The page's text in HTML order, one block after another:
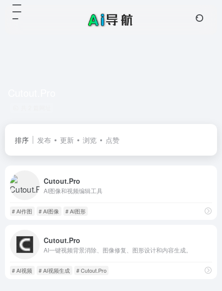
排序 发布 更新 浏览 点赞
Cutout.Pro
AI图像和视频编辑工具
# AI作图 # AI图像 # AI图形
Cutout.Pro
AI一键视频背景消除、图像修复、图形设计和内容生成。
# AI视频 # AI视频生成 # Cutout.Pro